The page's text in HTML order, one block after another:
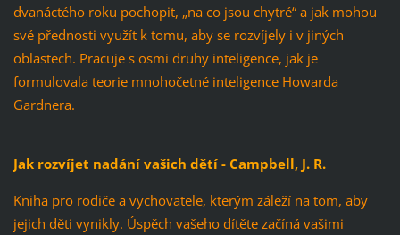
dvanáctého roku pochopit, „na co jsou chytré“ a jak mohou
své přednosti využít k tomu, aby se rozvíjely i v jiných
oblastech. Pracuje s osmi druhy inteligence, jak je
formulovala teorie mnohočetné inteligence Howarda
Gardnera.
Jak rozvíjet nadání vašich dětí - Campbell, J. R.
Kniha pro rodiče a vychovatele, kterým záleží na tom, aby
jejich děti vynikly. Úspěch vašeho dítěte začíná vašimi